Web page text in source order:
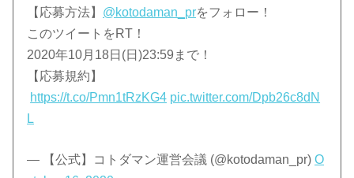
【応募方法】 @kotodaman_prをフォロー！
このツイートをRT！
2020年10月18日(日)23:59まで！
【応募規約】
https://t.co/Pmn1tRzKG4 pic.twitter.com/Dpb26c8dN
L
— 【公式】コトダマン運営会議 (@kotodaman_pr)O